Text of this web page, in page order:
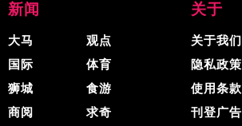
新闻
大马
国际
狮城
商阅
观点
体育
食游
求奇
关于
关于我们
隐私政策
使用条款
刊登广告